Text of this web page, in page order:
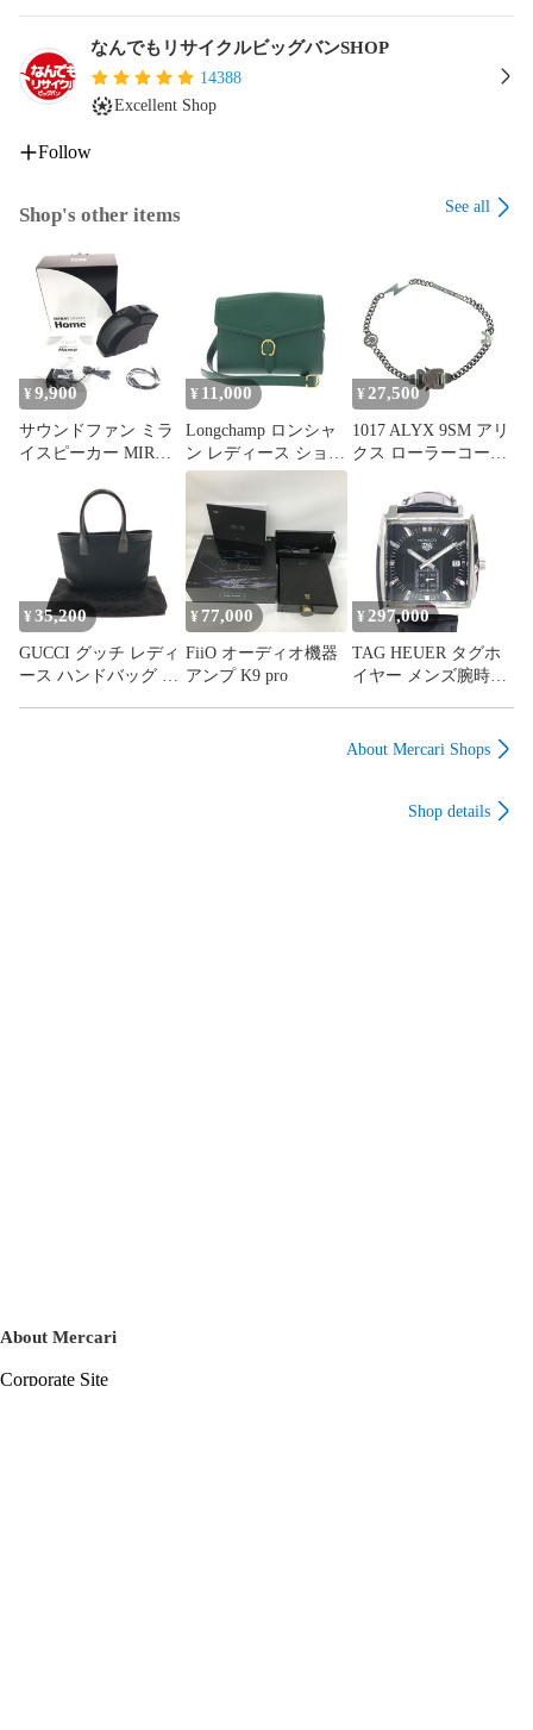
なんでもリサイクルビッグバンSHOP
14388
Excellent Shop
Follow
Shop's other items See all
¥9,900
サウンドファン ミラ
イスピーカー MIRAI
サウンド 小型 SF-
MIRAIS 5
¥ 11,000
Longchamp ロンシャ
ン レディース ショル
ダーバッグ レザー 斜
め掛け グリーン
¥ 27,500
1017 ALYX 9SM アリ
クス ローラーコース
ローチェーンペンダ
ント
¥ 35,200
GUCCI グッチ レディ
ース ハンドバッグ ト
¥ 77,000
FiiO オーディオ機器
アンプ K9 pro
¥ 297,000
TAG HEUER タグホ
イヤー メンズ腕時計
スクエアフェイス デ
About Mercari Shops
Shop details
About Mercari
Corporate Site